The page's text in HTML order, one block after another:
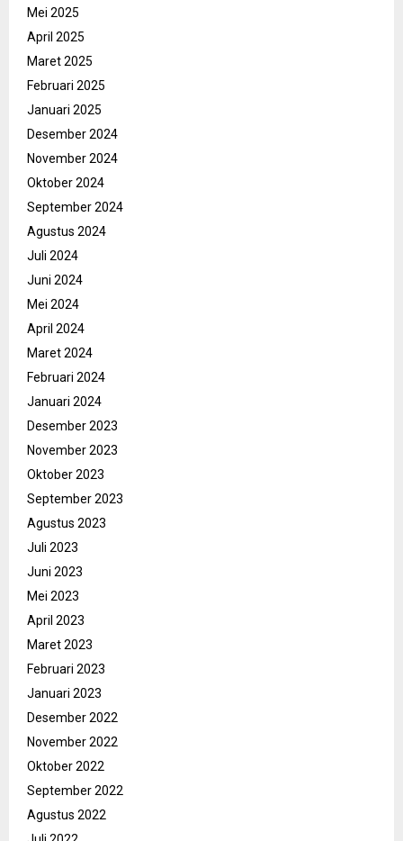
Mei 2025
April 2025
Maret 2025
Februari 2025
Januari 2025
Desember 2024
November 2024
Oktober 2024
September 2024
Agustus 2024
Juli 2024
Juni 2024
Mei 2024
April 2024
Maret 2024
Februari 2024
Januari 2024
Desember 2023
November 2023
Oktober 2023
September 2023
Agustus 2023
Juli 2023
Juni 2023
Mei 2023
April 2023
Maret 2023
Februari 2023
Januari 2023
Desember 2022
November 2022
Oktober 2022
September 2022
Agustus 2022